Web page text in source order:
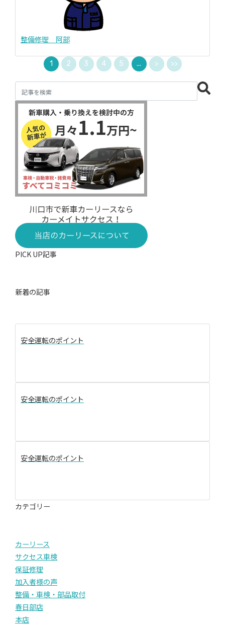
整備修理 阿部
1 2 3 4 5 ... > >>
PICK UP記事
新着の記事
安全運転のポイント
安全運転のポイント
安全運転のポイント
カテゴリー
カーリース
サクセス車検
保証修理
加入者様の声
整備・車検・部品取付
春日部店
本店